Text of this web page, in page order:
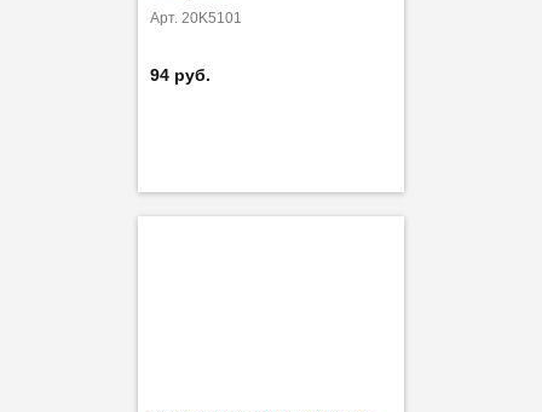
Арт. 20K5101
94 руб.